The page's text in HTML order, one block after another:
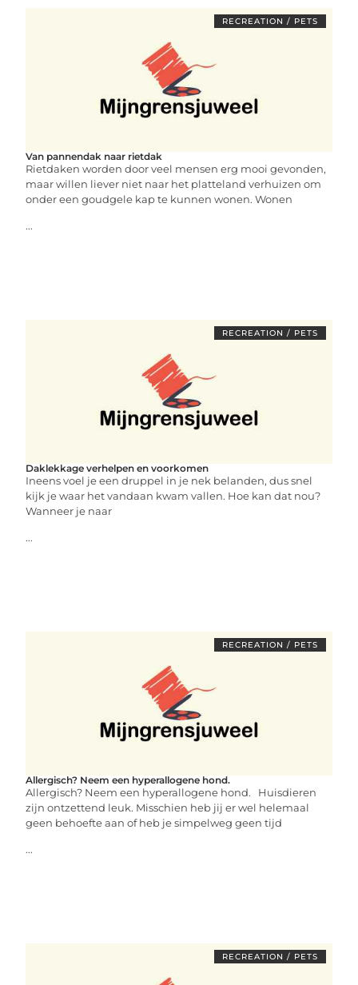
RECREATION / PETS
Van pannendak naar rietdak
Rietdaken worden door veel mensen erg mooi gevonden,
maar willen liever niet naar het platteland verhuizen om
onder een goudgele kap te kunnen wonen. Wonen
...
RECREATION / PETS
Daklekkage verhelpen en voorkomen
Ineens voel je een druppel in je nek belanden, dus snel
kijk je waar het vandaan kwam vallen. Hoe kan dat nou?
Wanneer je naar
...
RECREATION / PETS
Allergisch? Neem een hyperallogene hond.
Allergisch? Neem een hyperallogene hond. Huisdieren
zijn ontzettend leuk. Misschien heb jij er wel helemaal
geen behoefte aan of heb je simpelweg geen tijd
...
RECREATION / PETS